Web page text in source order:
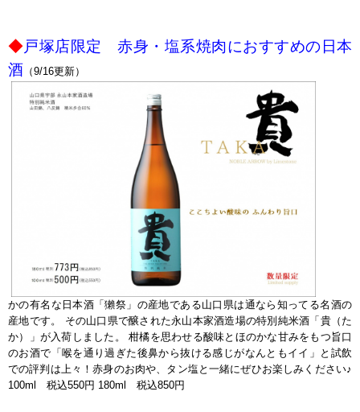
◆戸塚店限定 赤身・塩系焼肉におすすめの日本
酒 （9/16更新）
かの有名な日本酒「獺祭」の産地である山口県は通なら知ってる名酒の
産地です。 その山口県で醸された永山本家酒造場の特別純米酒「貴（た
か）」が入荷しました。 柑橘を思わせる酸味とほのかな甘みをもつ旨口
のお酒で「喉を通り過ぎた後鼻から抜ける感じがなんともイイ」と試飲
での評判は上々！赤身のお肉や、タン塩と一緒にぜひお楽しみください♪
100ml 税込550円 180ml 税込850円